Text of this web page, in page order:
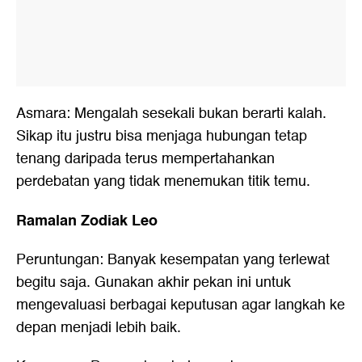
Asmara: Mengalah sesekali bukan berarti kalah.
Sikap itu justru bisa menjaga hubungan tetap
tenang daripada terus mempertahankan
perdebatan yang tidak menemukan titik temu.
Ramalan Zodiak Leo
Peruntungan: Banyak kesempatan yang terlewat
begitu saja. Gunakan akhir pekan ini untuk
mengevaluasi berbagai keputusan agar langkah ke
depan menjadi lebih baik.